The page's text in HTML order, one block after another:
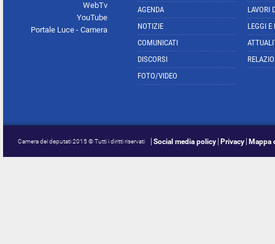
WebTv
YouTube
Portale Luce - Camera
AGENDA
NOTIZIE
COMUNICATI
DISCORSI
FOTO/VIDEO
LAVORI
LEGGI E
Camera dei deputati 2015 © Tutti i diritti riservati Social media policy Privacy Mappa